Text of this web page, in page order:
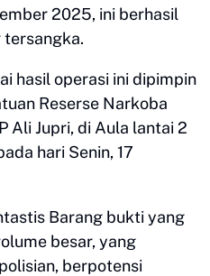
2025, ini berhasil
tersangka.
hasil operasi ini dipimpin
Reserse Narkoba
Ali Jupri, di Aula lantai 2
hari Senin, 17
Barang bukti yang
besar, yang
berpotensi